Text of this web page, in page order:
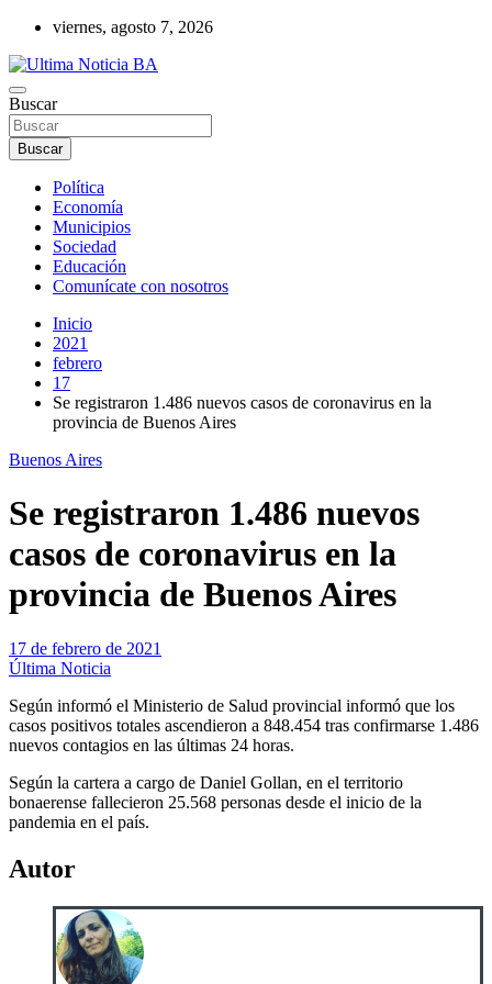
Saltar
contenido
viernes, agosto 7, 2026
Ultima Noticia BA
Últimas noticias de la provincia de Buenos Aires y del partido de La
Matanza en nuestro portal de noticias. Mantente informado sobre
política, economía, sociedad y mucho más.
Buscar
Buscar
Política
Economía
Municipios
Sociedad
Educación
Comunícate con nosotros
Inicio
2021
febrero
17
Se registraron 1.486 nuevos casos de coronavirus en la
provincia de Buenos Aires
Buenos Aires
Se registraron 1.486 nuevos
casos de coronavirus en la
provincia de Buenos Aires
17 de febrero de 2021
Última Noticia
Según informó el Ministerio de Salud provincial informó que los
casos positivos totales ascendieron a 848.454 tras confirmarse 1.486
nuevos contagios en las últimas 24 horas.
Según la cartera a cargo de Daniel Gollan, en el territorio
bonaerense fallecieron 25.568 personas desde el inicio de la
pandemia en el país.
Autor